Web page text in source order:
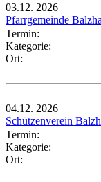
03.12. 2026
Pfarrgemeinde
Termin:
Kategorie:
Ort:
04.12. 2026
Schützenverein
Termin:
Kategorie:
Ort: